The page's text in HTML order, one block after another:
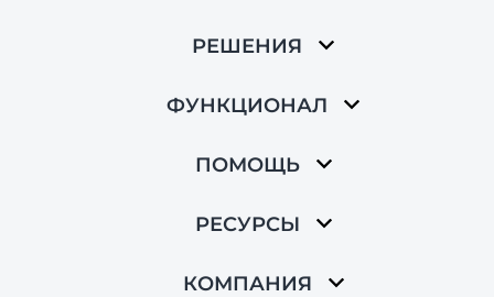
РЕШЕНИЯ
ФУНКЦИОНАЛ
ПОМОЩЬ
РЕСУРСЫ
КОМПАНИЯ